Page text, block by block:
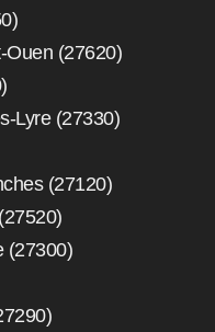
Ouen (27620)
Lyre (27330)
(27120)
(27300)